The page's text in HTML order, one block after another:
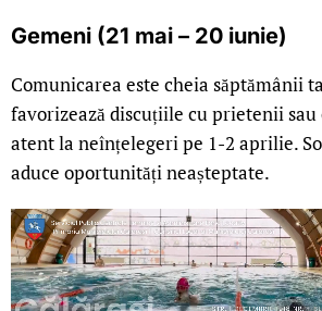
Gemeni (21 mai – 20 iunie)
Comunicarea este cheia săptămânii
favorizează discuțiile cu prietenii
atent la neînțelegeri pe 1-2 aprilie.
aduce oportunități neașteptate.